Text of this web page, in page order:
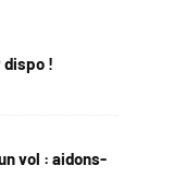
dispo !
vol : aidons-